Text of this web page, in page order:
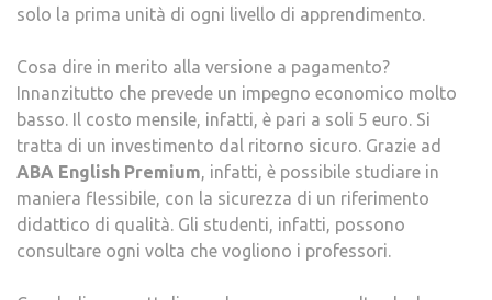
solo la prima unità di ogni livello di apprendimento.
Cosa dire in merito alla versione a pagamento?
Innanzitutto che prevede un impegno economico molto
basso. Il costo mensile, infatti, è pari a soli 5 euro. Si
tratta di un investimento dal ritorno sicuro. Grazie ad
ABA English Premium, infatti, è possibile studiare in
maniera flessibile, con la sicurezza di un riferimento
didattico di qualità. Gli studenti, infatti, possono
consultare ogni volta che vogliono i professori.